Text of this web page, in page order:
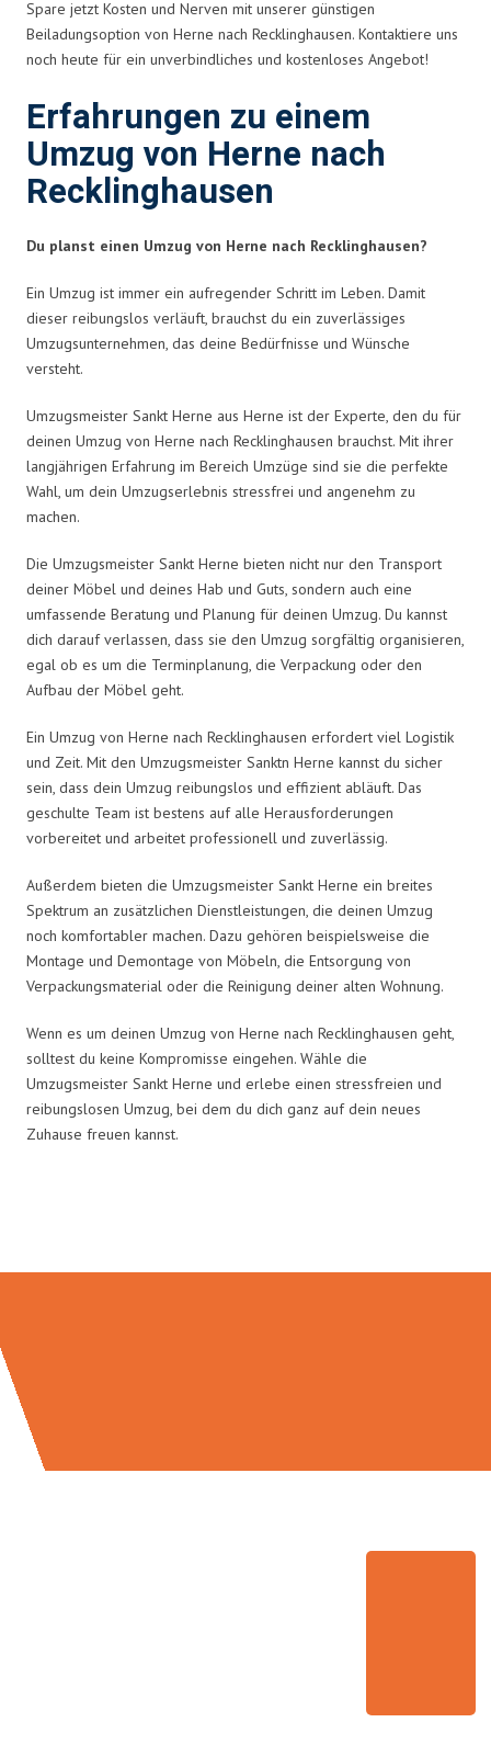
Spare jetzt Kosten und Nerven mit unserer günstigen
Beiladungsoption von Herne nach Recklinghausen. Kontaktiere uns
noch heute für ein unverbindliches und kostenloses Angebot!
Erfahrungen zu einem
Umzug von Herne nach
Recklinghausen
Du planst einen Umzug von Herne nach Recklinghausen?
Ein Umzug ist immer ein aufregender Schritt im Leben. Damit
dieser reibungslos verläuft, brauchst du ein zuverlässiges
Umzugsunternehmen, das deine Bedürfnisse und Wünsche
versteht.
Umzugsmeister Sankt Herne aus Herne ist der Experte, den du für
deinen Umzug von Herne nach Recklinghausen brauchst. Mit ihrer
langjährigen Erfahrung im Bereich Umzüge sind sie die perfekte
Wahl, um dein Umzugserlebnis stressfrei und angenehm zu
machen.
Die Umzugsmeister Sankt Herne bieten nicht nur den Transport
deiner Möbel und deines Hab und Guts, sondern auch eine
umfassende Beratung und Planung für deinen Umzug. Du kannst
dich darauf verlassen, dass sie den Umzug sorgfältig organisieren,
egal ob es um die Terminplanung, die Verpackung oder den
Aufbau der Möbel geht.
Ein Umzug von Herne nach Recklinghausen erfordert viel Logistik
und Zeit. Mit den Umzugsmeister Sanktn Herne kannst du sicher
sein, dass dein Umzug reibungslos und effizient abläuft. Das
geschulte Team ist bestens auf alle Herausforderungen
vorbereitet und arbeitet professionell und zuverlässig.
Außerdem bieten die Umzugsmeister Sankt Herne ein breites
Spektrum an zusätzlichen Dienstleistungen, die deinen Umzug
noch komfortabler machen. Dazu gehören beispielsweise die
Montage und Demontage von Möbeln, die Entsorgung von
Verpackungsmaterial oder die Reinigung deiner alten Wohnung.
Wenn es um deinen Umzug von Herne nach Recklinghausen geht,
solltest du keine Kompromisse eingehen. Wähle die
Umzugsmeister Sankt Herne und erlebe einen stressfreien und
reibungslosen Umzug, bei dem du dich ganz auf dein neues
Zuhause freuen kannst.